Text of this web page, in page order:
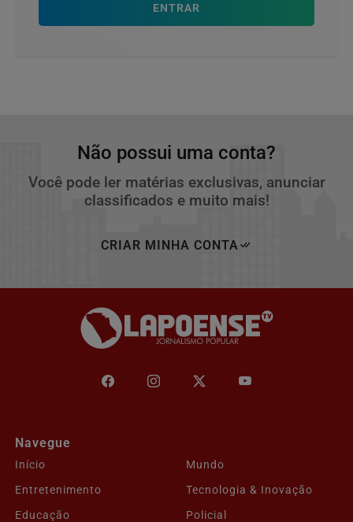
ENTRAR
Não possui uma conta?
Você pode ler matérias exclusivas, anunciar
classificados e muito mais!
CRIAR MINHA CONTA
Navegue
Início
Mundo
Entretenimento
Tecnologia & Inovação
Educação
Policial